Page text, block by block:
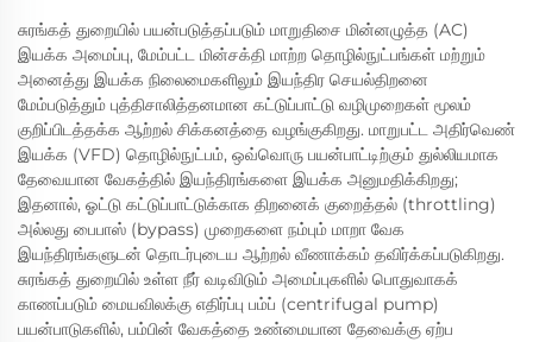
சுரங்கத் துறையில் பயன்படுத்தப்படும் மாறுதிசை மின்னழுத்த (AC)
இயக்க அமைப்பு, மேம்பட்ட மின்சக்தி மாற்ற தொழில்நுட்பங்கள் மற்றும்
அனைத்து இயக்க நிலைமைகளிலும் இயந்திர செயல்திறனை
மேம்படுத்தும் புத்திசாலித்தனமான கட்டுப்பாட்டு வழிமுறைகள் மூலம்
குறிப்பிடத்தக்க ஆற்றல் சிக்கனத்தை வழங்குகிறது. மாறுபட்ட அதிர்வெண்
இயக்க (VFD) தொழில்நுட்பம், ஒவ்வொரு பயன்பாட்டிற்கும் துல்லியமாக
தேவையான வேகத்தில் இயந்திரங்களை இயக்க அனுமதிக்கிறது;
இதனால், ஓட்டு கட்டுப்பாட்டுக்காக திறனைக் குறைத்தல் (throttling)
அல்லது பைபாஸ் (bypass) முறைகளை நம்பும் மாறா வேக
இயந்திரங்களுடன் தொடர்புடைய ஆற்றல் வீணாக்கம் தவிர்க்கப்படுகிறது.
சுரங்கத் துறையில் உள்ள நீர் வடிவிடும் அமைப்புகளில் பொதுவாகக்
காணப்படும் மையவிலக்கு எதிர்ப்பு பம்ப் (centrifugal pump)
பயன்பாடுகளில், பம்பின் வேகத்தை உண்மையான தேவைக்கு ஏற்ப